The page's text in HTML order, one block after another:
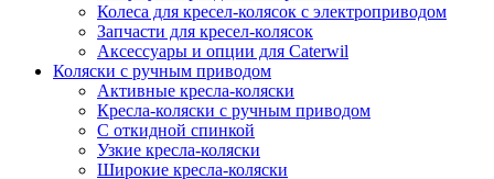
Колеса для кресел-колясок с электроприводом
Запчасти для кресел-колясок
Аксессуары и опции для Caterwil
Коляски с ручным приводом
Активные кресла-коляски
Кресла-коляски с ручным приводом
С откидной спинкой
Узкие кресла-коляски
Широкие кресла-коляски